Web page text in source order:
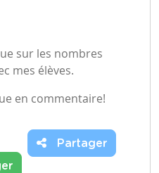
sur les nombres
mes élèves.
en commentaire!
Partager